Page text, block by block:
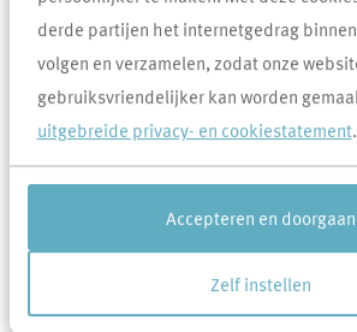
derde partijen het internetgedrag
volgen en verzamelen, zodat onze
gebruiksvriendelijker kan worden
uitgebreide privacy- en cookiestatement.
Accepteren en doorgaan
Zelf instellen
Veel gevraagd over
Kan ik een betalingsregeling krijgen?
Wat houdt een betalingsregeling in?
Kan ik een betalingsregeling krijgen voor de eigen
bijdrage in geval van renovatie?